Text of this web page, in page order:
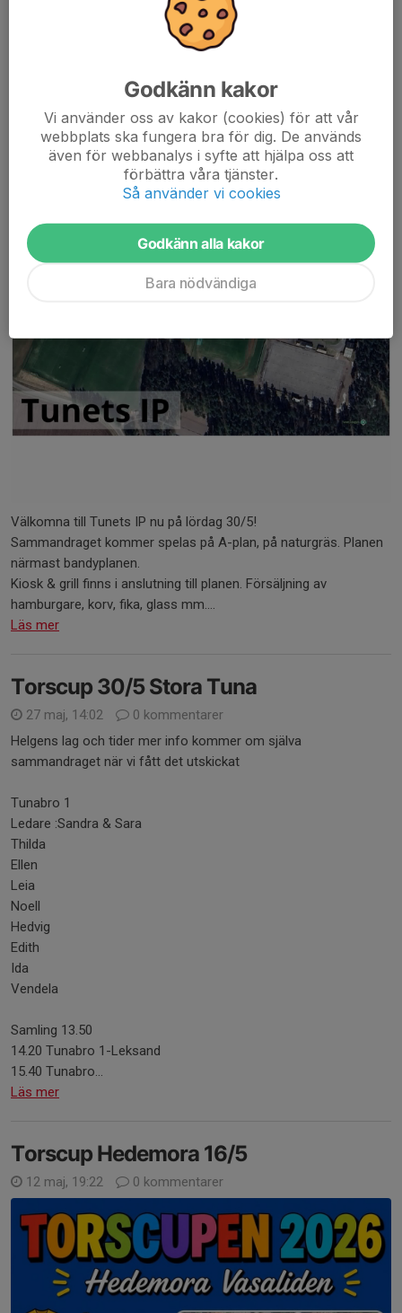
Torscup 30/5 Stora tuna
Välkomna till Tunets IP nu på lördag 30/5!
Sammandraget kommer spelas på A-plan, på naturgräs. Planen
närmast bandyplanen.
Kiosk & grill finns i anslutning till planen. Försäljning av
hamburgare, korv, fika, glass mm....
Läs mer
Torscup 30/5 Stora Tuna
27 maj, 14:02
0 kommentarer
Helgens lag och tider mer info kommer om själva
sammandraget när vi fått det utskickat
Tunabro 1
Ledare :Sandra & Sara
Thilda
Ellen
Leia
Noell
Hedvig
Edith
Ida
Vendela
Samling 13.50
14.20 Tunabro 1-Leksand
15.40 Tunabro...
Läs mer
Torscup Hedemora 16/5
12 maj, 19:22 0 kommentarer
Godkänn kakor
Vi använder oss av kakor (cookies) för att vår
webbplats ska fungera bra för dig. De används
även för webbanalys i syfte att hjälpa oss att
förbättra våra tjänster.
Så använder vi cookies
Godkänn alla kakor
Bara nödvändiga